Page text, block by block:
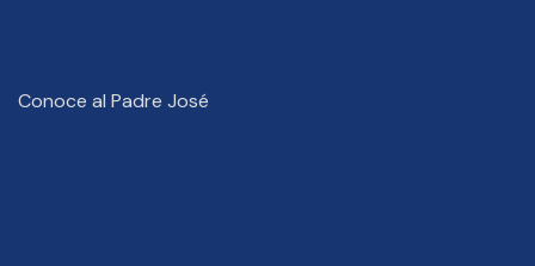
Conoce al Padre José